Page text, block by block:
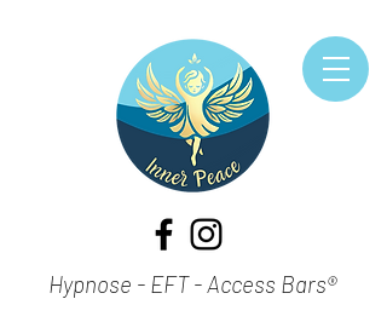
Hypnose - EFT - Access Bars®